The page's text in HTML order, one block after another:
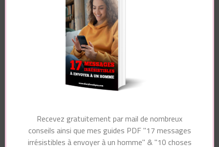
je dois vous les envoyer !
Recevez gratuitement par mail de nombreux
conseils ainsi que mes guides PDF "17 messages
irrésistibles à envoyer à un homme" & "10 choses